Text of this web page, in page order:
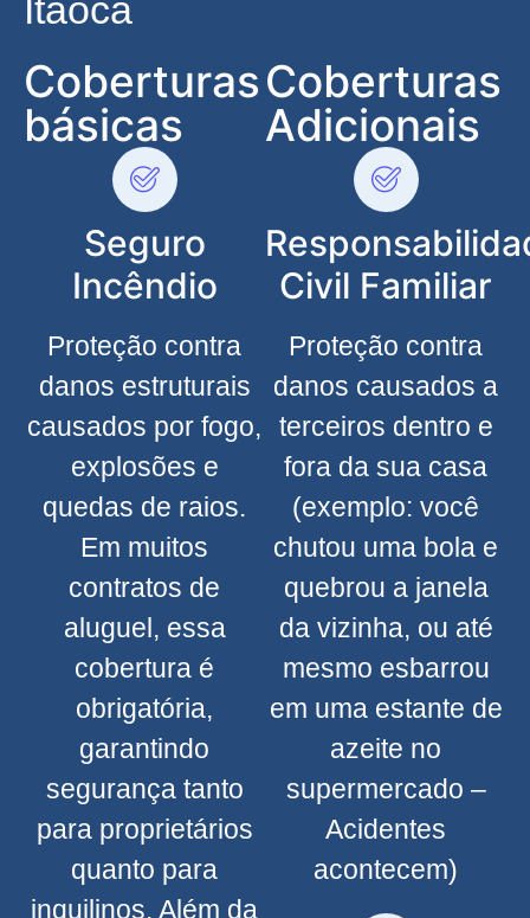
Coberturas
básicas
Seguro
Incêndio
Proteção contra
danos estruturais
causados por fogo,
explosões e
quedas de raios.
Em muitos
contratos de
aluguel, essa
cobertura é
obrigatória,
garantindo
segurança tanto
para proprietários
quanto para
inquilinos. Além da
Coberturas
Adicionais
Civil Familiar
Proteção contra
danos causados a
terceiros dentro e
fora da sua casa
(exemplo: você
chutou uma bola e
quebrou a janela
da vizinha, ou até
mesmo esbarrou
em uma estante de
azeite no
supermercado –
Acidentes
acontecem)